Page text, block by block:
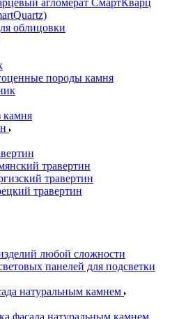
агломерат СмартКварц
облицовки
породы камня
камня
травертин
травертин
травертин
любой сложности
панелей для подсветки
натуральным камнем
фасада натуральным камнем